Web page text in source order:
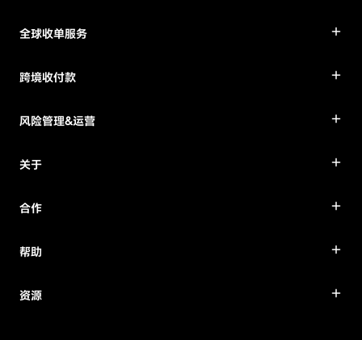
全球收单服务
跨境收付款
风险管理&运营
关于
合作
帮助
资源